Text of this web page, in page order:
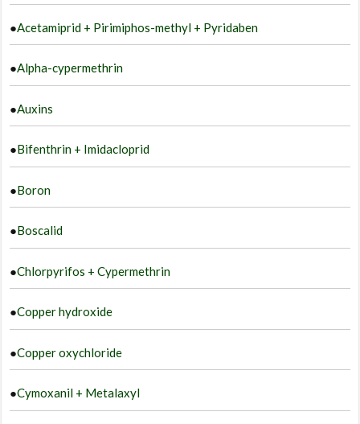
●Acetamiprid + Pirimiphos-methyl + Pyridaben
●Alpha-cypermethrin
●Auxins
●Bifenthrin + Imidacloprid
●Boron
●Boscalid
●Chlorpyrifos + Cypermethrin
●Copper hydroxide
●Copper oxychloride
●Cymoxanil + Metalaxyl